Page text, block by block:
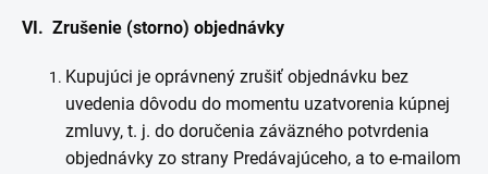
VI. Zrušenie (storno) objednávky
Kupujúci je oprávnený zrušiť objednávku bez
uvedenia dôvodu do momentu uzatvorenia kúpnej
zmluvy, t. j. do doručenia záväzného potvrdenia
objednávky zo strany Predávajúceho, a to e-mailom